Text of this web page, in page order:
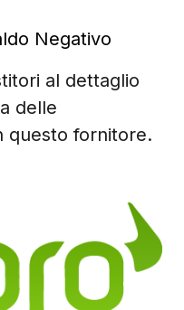
Negativo
al dettaglio
delle
questo fornitore.